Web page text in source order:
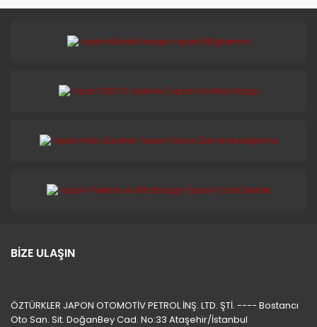
BİZE ULAŞIN
ÖZTÜRKLER JAPON OTOMOTİV PETROL İNŞ. LTD. ŞTİ. ---- Bostancı
Oto San. Sit. DoğanBey Cad. No:33 Ataşehir/İstanbul